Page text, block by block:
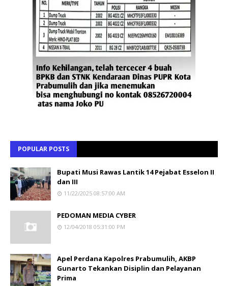
POPULAR POSTS
Bupati Musi Rawas Lantik 14 Pejabat Esselon II
dan III
11/22/2025 08:57:00 AM
PEDOMAN MEDIA CYBER
12/04/2018 05:31:00 PM
Apel Perdana Kapolres Prabumulih, AKBP
Gunarto Tekankan Disiplin dan Pelayanan
Prima